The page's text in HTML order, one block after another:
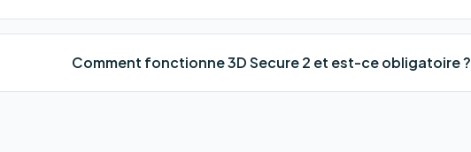
Comment fonctionne 3D Secure 2 et est-ce obligatoire ?